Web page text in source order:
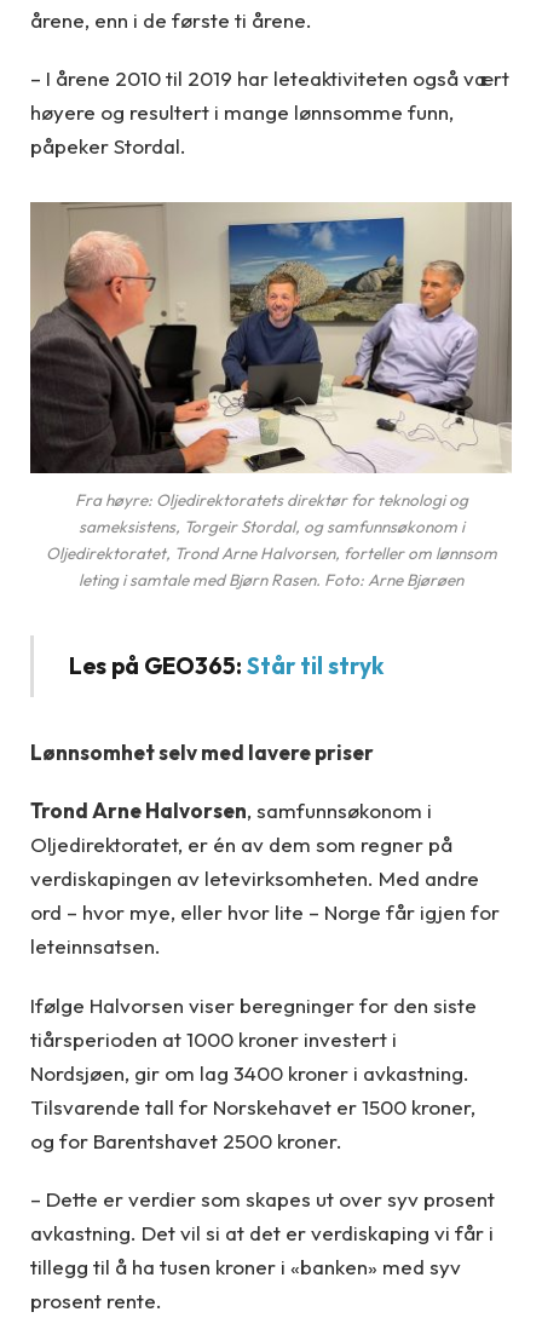
årene, enn i de første ti årene.
– I årene 2010 til 2019 har leteaktiviteten også vært
høyere og resultert i mange lønnsomme funn,
påpeker Stordal.
Fra høyre: Oljedirektoratets direktør for teknologi og
sameksistens, Torgeir Stordal, og samfunnsøkonom i
Oljedirektoratet, Trond Arne Halvorsen, forteller om lønnsom
leting i samtale med Bjørn Rasen. Foto: Arne Bjørøen
Les på GEO365: Står til stryk
Lønnsomhet selv med lavere priser
Trond Arne Halvorsen, samfunnsøkonom i
Oljedirektoratet, er én av dem som regner på
verdiskapingen av letevirksomheten. Med andre
ord – hvor mye, eller hvor lite – Norge får igjen for
leteinnsatsen.
Ifølge Halvorsen viser beregninger for den siste
tiårsperioden at 1000 kroner investert i
Nordsjøen, gir om lag 3400 kroner i avkastning.
Tilsvarende tall for Norskehavet er 1500 kroner,
og for Barentshavet 2500 kroner.
– Dette er verdier som skapes ut over syv prosent
avkastning. Det vil si at det er verdiskaping vi får i
tillegg til å ha tusen kroner i «banken» med syv
prosent rente.